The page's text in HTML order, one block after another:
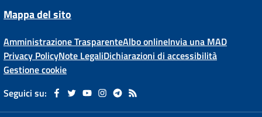
Mappa del sito
Amministrazione TrasparenteAlbo onlineInvia una MAD
Privacy PolicyNote LegaliDichiarazioni di accessibilità
Gestione cookie
Seguici su: